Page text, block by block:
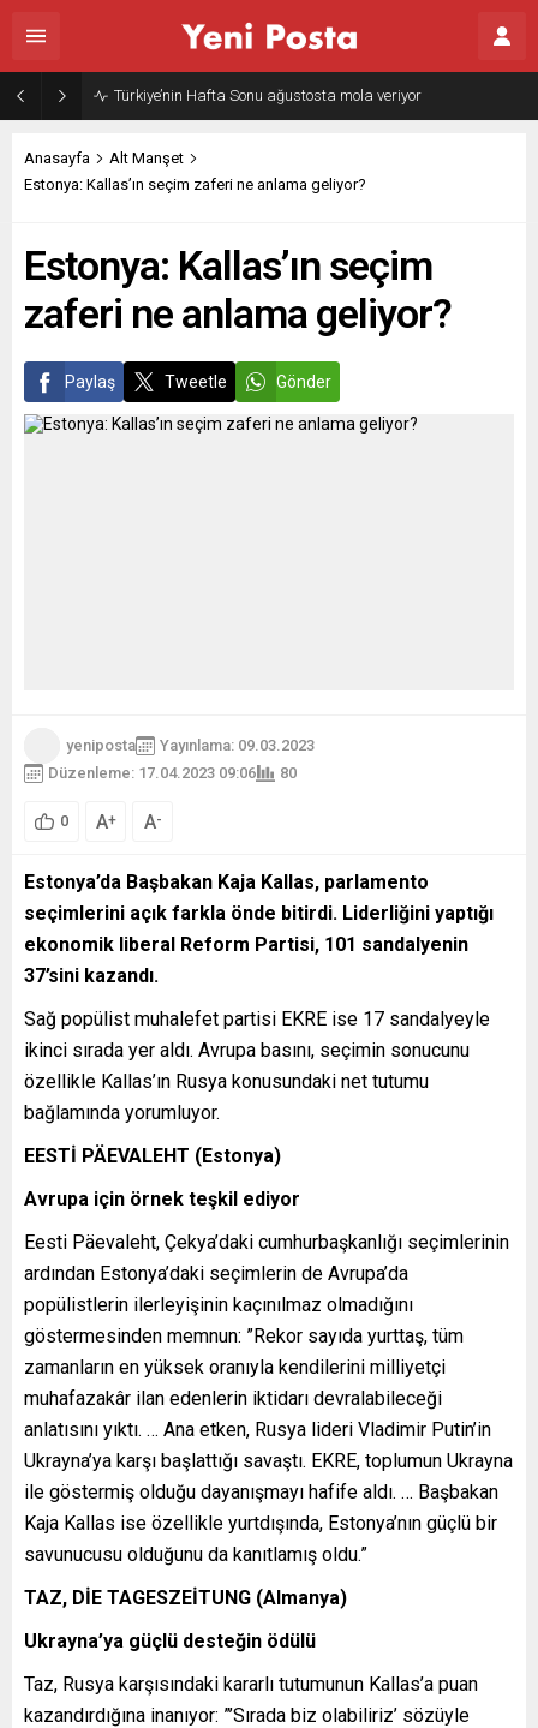
Anasayfa
Alt Manşet
Estonya: Kallas’ın seçim zaferi ne anlama geliyor?
Estonya: Kallas’ın seçim
zaferi ne anlama geliyor?
Paylaş Tweetle Gönder
yeniposta
Yayınlama: 09.03.2023
Düzenleme: 17.04.2023 09:06
80
0 A+ A-
Estonya’da Başbakan Kaja Kallas, parlamento
seçimlerini açık farkla önde bitirdi. Liderliğini yaptığı
ekonomik liberal Reform Partisi, 101 sandalyenin
37’sini kazandı.
Sağ popülist muhalefet partisi EKRE ise 17 sandalyeyle
ikinci sırada yer aldı. Avrupa basını, seçimin sonucunu
özellikle Kallas’ın Rusya konusundaki net tutumu
bağlamında yorumluyor.
EESTİ PÄEVALEHT (Estonya)
Avrupa için örnek teşkil ediyor
Eesti Päevaleht, Çekya’daki cumhurbaşkanlığı seçimlerinin
ardından Estonya’daki seçimlerin de Avrupa’da
popülistlerin ilerleyişinin kaçınılmaz olmadığını
göstermesinden memnun: ”Rekor sayıda yurttaş, tüm
zamanların en yüksek oranıyla kendilerini milliyetçi
muhafazakâr ilan edenlerin iktidarı devralabileceği
anlatısını yıktı. … Ana etken, Rusya lideri Vladimir Putin’in
Ukrayna’ya karşı başlattığı savaştı. EKRE, toplumun Ukrayna
ile göstermiş olduğu dayanışmayı hafife aldı. … Başbakan
Kaja Kallas ise özellikle yurtdışında, Estonya’nın güçlü bir
savunucusu olduğunu da kanıtlamış oldu.”
TAZ, DİE TAGESZEİTUNG (Almanya)
Ukrayna’ya güçlü desteğin ödülü
Taz, Rusya karşısındaki kararlı tutumunun Kallas’a puan
kazandırdığına inanıyor: ”’Sırada biz olabiliriz’ sözüyle